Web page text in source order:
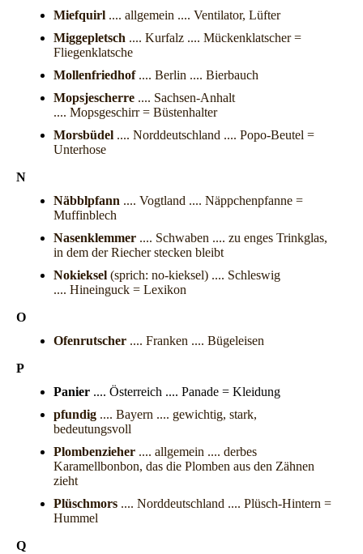
Miefquirl .... allgemein .... Ventilator, Lüfter
Miggepletsch .... Kurfalz .... Mückenklatscher =
Fliegenklatsche
Mollenfriedhof.... Berlin .... Bierbauch
Mopsjescherre .... Sachsen-Anhalt
.... Mopsgeschirr = Büstenhalter
Morsbüdel .... Norddeutschland .... Popo-Beutel =
Unterhose
N
Näbblpfann .... Vogtland .... Näppchenpfanne =
Muffinblech
Nasenklemmer .... Schwaben .... zu enges Trinkglas,
in dem der Riecher stecken bleibt
Nokieksel (sprich: no-kieksel) .... Schleswig
.... Hineinguck = Lexikon
O
Ofenrutscher .... Franken .... Bügeleisen
P
Panier .... Österreich .... Panade = Kleidung
pfundig .... Bayern .... gewichtig, stark,
bedeutungsvoll
Plombenzieher .... allgemein .... derbes
Karamellbonbon, das die Plomben aus den Zähnen
zieht
Plüschmors .... Norddeutschland .... Plüsch-Hintern =
Hummel
Q